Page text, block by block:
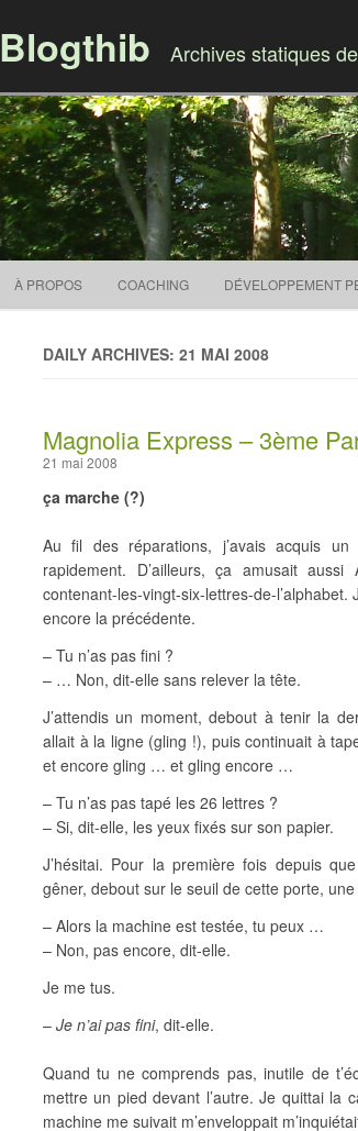
Blogthib Archives statiques
À PROPOS COACHING DÉVELOPPEMENT
DAILY ARCHIVES: 21 MAI 2008
Magnolia Express – 3ème
21 mai 2008
ça marche (?)
Au fil des réparations, j’avais acquis
rapidement. D’ailleurs, ça amusait
contenant-les-vingt-six-lettres-de-l’alphabet.
encore la précédente.
– Tu n’as pas fini ?
– … Non, dit-elle sans relever la tête.
J’attendis un moment, debout à tenir la
allait à la ligne (gling !), puis continuait à
et encore gling … et gling encore …
– Tu n’as pas tapé les 26 lettres ?
– Si, dit-elle, les yeux fixés sur son papier.
J’hésitai. Pour la première fois depuis
gêner, debout sur le seuil de cette porte,
– Alors la machine est testée, tu peux …
– Non, pas encore, dit-elle.
Je me tus.
– Je n’ai pas fini, dit-elle.
Quand tu ne comprends pas, inutile de
mettre un pied devant l’autre. Je quittai la
machine me suivait m’enveloppait